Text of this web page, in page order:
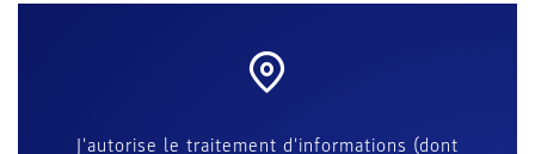
J'autorise le traitement d'informations (dont